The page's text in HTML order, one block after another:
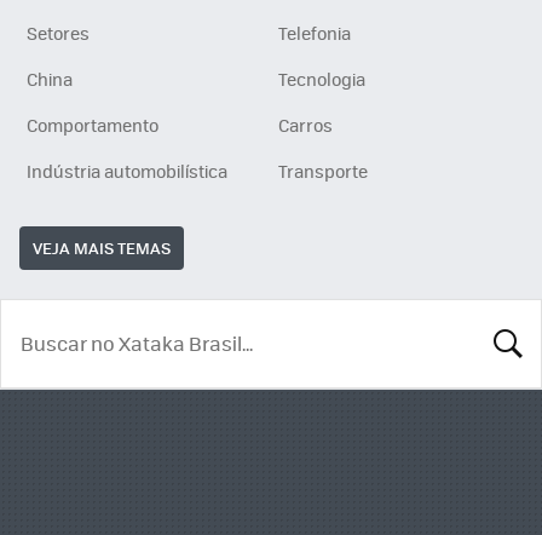
Setores
Telefonia
China
Tecnologia
Comportamento
Carros
Indústria automobilística
Transporte
VEJA MAIS TEMAS